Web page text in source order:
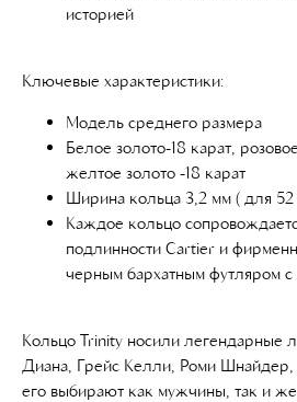
историей
Ключевые характеристики:
Модель среднего размера
Белое золото-18 карат,
желтое золото -18 карат
Ширина кольца 3,2 мм ( для 52
Каждое кольцо
подлинности Cartier и
черным бархатным футляром
Кольцо Trinity носили легендарные
Диана, Грейс Келли, Роми
его выбирают как мужчины, так и